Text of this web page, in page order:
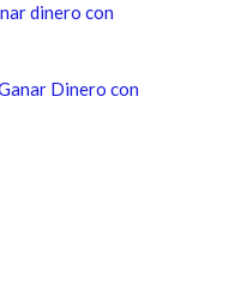
dinero con
Dinero con